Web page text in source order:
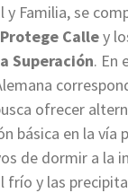
y Familia, se
Calley
Superación. En
ofrecer
básica en la vía
de dormir a la
y las